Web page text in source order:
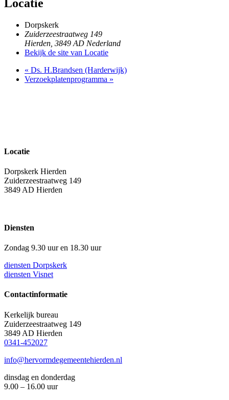
Locatie
Dorpskerk
Zuiderzeestraatweg 149
Hierden 3849 AD Nederland
Bekijk de site van Locatie
« Ds. H.Brandsen (Harderwijk)
Verzoekplatenprogramma »
Locatie
Dorpskerk Hierden
Zuiderzeestraatweg 149
3849 AD Hierden
Diensten
Zondag 9.30 uur en 18.30 uur
diensten Dorpskerk
diensten Visnet
Contactinformatie
Kerkelijk bureau
Zuiderzeestraatweg 149
3849 AD Hierden
0341-452027
info@hervormdegemeentehierden.nl
dinsdag en donderdag
9.00 – 16.00 uur